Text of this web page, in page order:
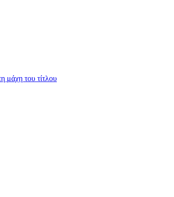
μάχη του τίτλου